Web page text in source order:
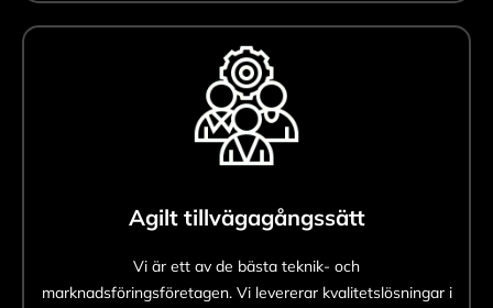
Agilt tillvägagångssätt
Vi är ett av de bästa teknik- och
marknadsföringsföretagen. Vi levererar kvalitetslösningar i